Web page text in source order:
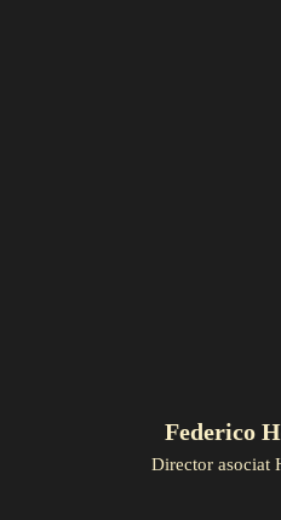
Federico
Director asociat